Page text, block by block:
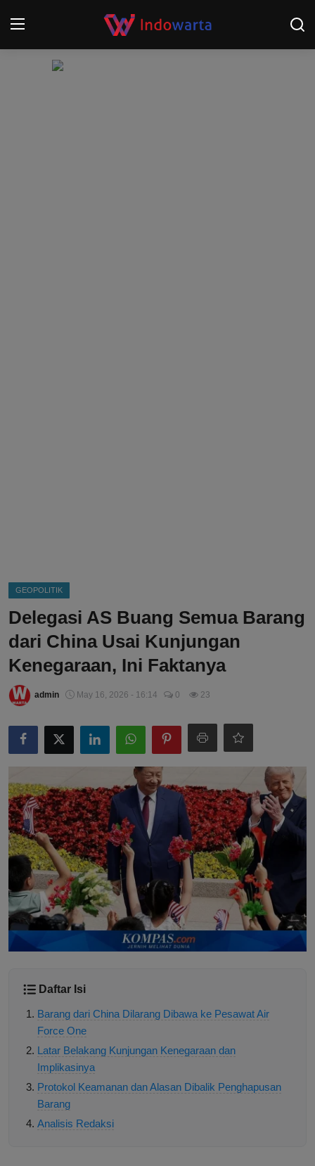
GEOPOLITIK
Delegasi AS Buang Semua Barang
dari China Usai Kunjungan
Kenegaraan, Ini Faktanya
admin May 16, 2026 - 16:14 0 23
Daftar Isi
Barang dari China Dilarang Dibawa ke Pesawat Air
Force One
Latar Belakang Kunjungan Kenegaraan dan
Implikasinya
Protokol Keamanan dan Alasan Dibalik Penghapusan
Barang
Analisis Redaksi